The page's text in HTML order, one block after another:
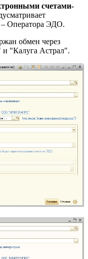
счетами-
– Оператора ЭДО.
обмен через
"Калуга Астрал".